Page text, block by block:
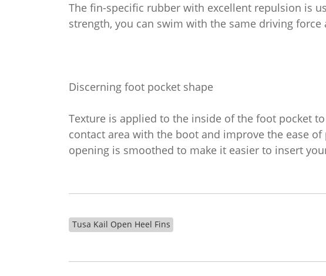
The fin-specific rubber with excellent repulsion is
strength, you can swim with the same driving force
Discerning foot pocket shape
Texture is applied to the inside of the foot pocket
contact area with the boot and improve the ease
opening is smoothed to make it easier to insert
Tusa Kail Open Heel Fins